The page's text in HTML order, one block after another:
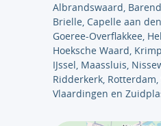
Albrandswaard,
Brielle, Capelle aan
Goeree-Overflakkee,
Hoeksche Waard,
IJssel, Maassluis,
Ridderkerk, Rotterdam,
Vlaardingen en